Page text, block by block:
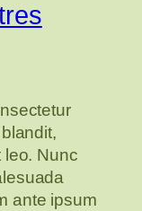
leo. Nunc
ante ipsum